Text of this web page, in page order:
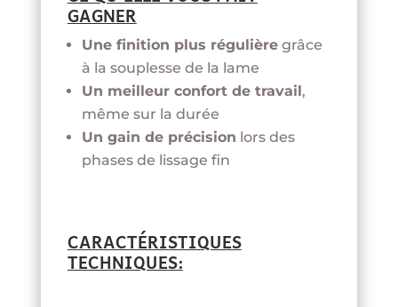
GAGNER
Une finition plus régulièregrâce
à la souplesse de la lame
Un meilleur confort de travail,
même sur la durée
Un gain de précision lors des
phases de lissage fin
CARACTÉRISTIQUES
TECHNIQUES: